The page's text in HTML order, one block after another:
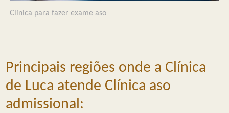
Clínica para fazer exame aso
Principais regiões onde a Clínica
de Luca atende Clínica aso
admissional: